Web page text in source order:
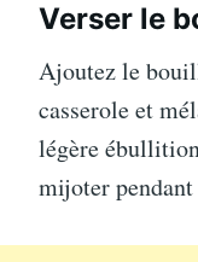
Verser le
Ajoutez le
casserole et
légère
mijoter